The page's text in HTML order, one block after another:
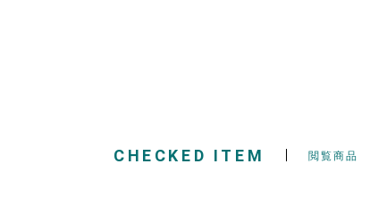
CHECKED ITEM 閲覧商品